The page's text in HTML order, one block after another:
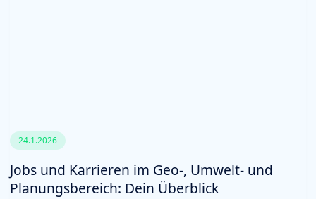
24.1.2026
Jobs und Karrieren im Geo-, Umwelt- und
Planungsbereich: Dein Überblick